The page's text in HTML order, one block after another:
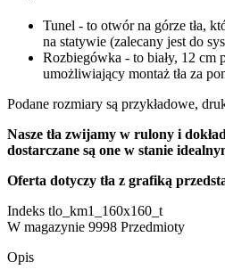
Tunel - to otwór na górze tła,
na statywie (zalecany jest do
Rozbiegówka - to biały, 12 cm
umożliwiający montaż tła za
Podane rozmiary są przykładowe,
Nasze tła zwijamy w rulony i
dostarczane są one w stanie
Oferta dotyczy tła z grafiką
Indeks tlo_km1_160x160_t
W magazynie 9998 Przedmioty
Opis